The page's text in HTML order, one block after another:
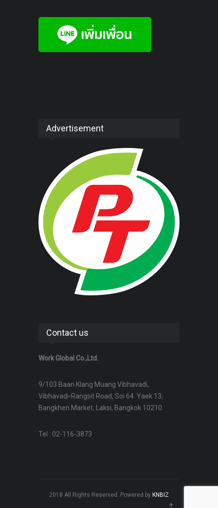
Advertisement
Contact us
Work Global Co.,Ltd.
9/103 Baan Klang Muang Vibhavadi,
Vibhavadi-Rangsit Road, Soi 64 Yaek 13,
Bangkhen Market, Laksi, Bangkok 10210
Tel : 02-116-3873
2018 All Rights Reserved. Powered by KNBIZ